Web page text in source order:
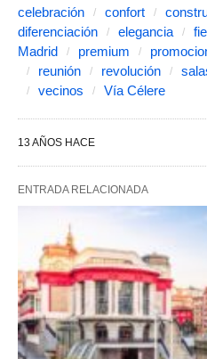
celebración confort
diferenciación
elegancia
Madrid
premium
reunión
revolución
vecinos
Vía Célere
13 AÑOS HACE
ENTRADA RELACIONADA